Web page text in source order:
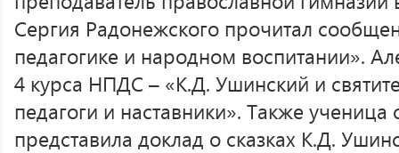
Сергия Радонежского прочитал
педагогике и народном воспитании».
4 курса НПДС – «К.Д. Ушинский и
педагоги и наставники». Также
представила доклад о сказках К.Д.